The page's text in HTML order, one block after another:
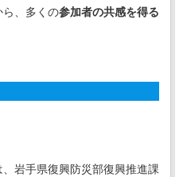
ら、多くの参加者の共感を得る
岩手県復興防災部復興推進課